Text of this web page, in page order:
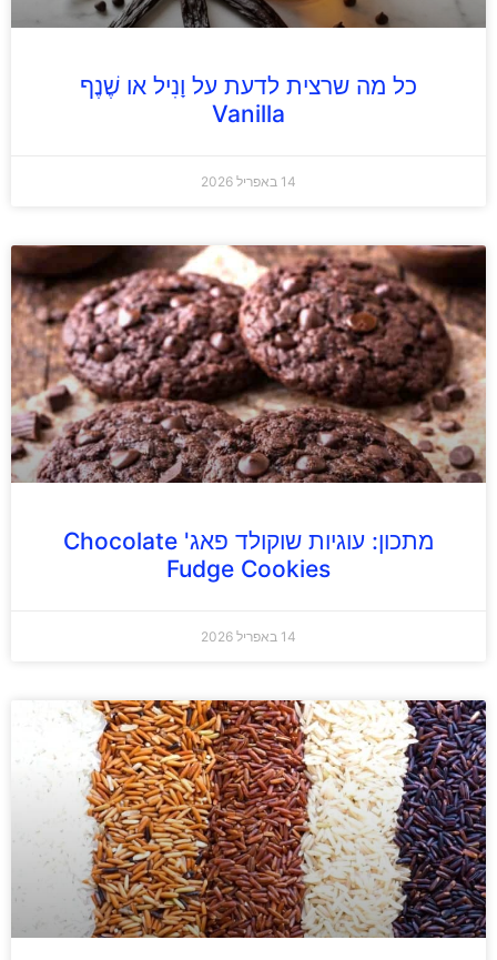
כל מה שרצית לדעת על וָנִיל או שֶׁנֶף
Vanilla
14 באפריל 2026
מתכון: עוגיות שוקולד פאג' Chocolate
Fudge Cookies
14 באפריל 2026